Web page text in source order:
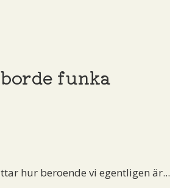
funka
hur beroende vi egentligen är...